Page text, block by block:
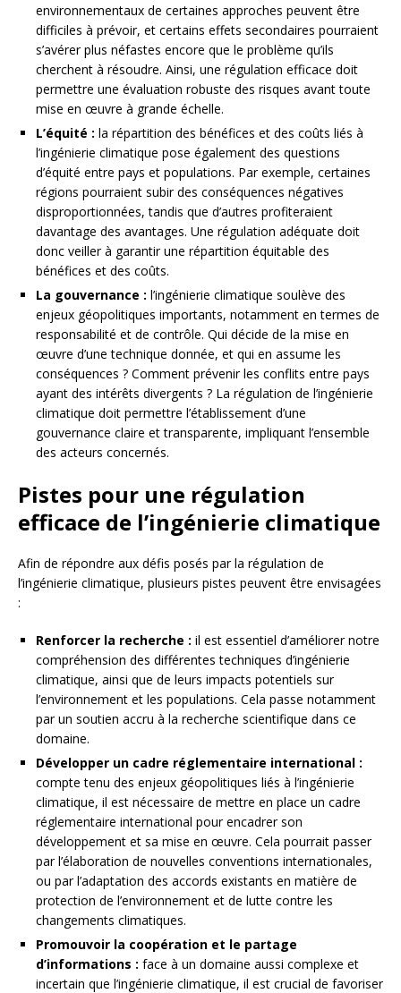
environnementaux de certaines approches peuvent être
difficiles à prévoir, et certains effets secondaires pourraient
s’avérer plus néfastes encore que le problème qu’ils
cherchent à résoudre. Ainsi, une régulation efficace doit
permettre une évaluation robuste des risques avant toute
mise en œuvre à grande échelle.
L’équité : la répartition des bénéfices et des coûts liés à
l’ingénierie climatique pose également des questions
d’équité entre pays et populations. Par exemple, certaines
régions pourraient subir des conséquences négatives
disproportionnées, tandis que d’autres profiteraient
davantage des avantages. Une régulation adéquate doit
donc veiller à garantir une répartition équitable des
bénéfices et des coûts.
La gouvernance : l’ingénierie climatique soulève des
enjeux géopolitiques importants, notamment en termes de
responsabilité et de contrôle. Qui décide de la mise en
œuvre d’une technique donnée, et qui en assume les
conséquences ? Comment prévenir les conflits entre pays
ayant des intérêts divergents ? La régulation de l’ingénierie
climatique doit permettre l’établissement d’une
gouvernance claire et transparente, impliquant l’ensemble
des acteurs concernés.
Pistes pour une régulation
efficace de l’ingénierie climatique
Afin de répondre aux défis posés par la régulation de
l’ingénierie climatique, plusieurs pistes peuvent être envisagées
:
Renforcer la recherche : il est essentiel d’améliorer notre
compréhension des différentes techniques d’ingénierie
climatique, ainsi que de leurs impacts potentiels sur
l’environnement et les populations. Cela passe notamment
par un soutien accru à la recherche scientifique dans ce
domaine.
Développer un cadre réglementaire international :
compte tenu des enjeux géopolitiques liés à l’ingénierie
climatique, il est nécessaire de mettre en place un cadre
réglementaire international pour encadrer son
développement et sa mise en œuvre. Cela pourrait passer
par l’élaboration de nouvelles conventions internationales,
ou par l’adaptation des accords existants en matière de
protection de l’environnement et de lutte contre les
changements climatiques.
Promouvoir la coopération et le partage
d’informations : face à un domaine aussi complexe et
incertain que l’ingénierie climatique, il est crucial de favoriser